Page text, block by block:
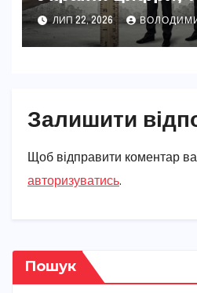
реальність 2026
ЛИП 22, 2026
Залишити
Щоб відправити коментар
авторизуватись.
Пошук